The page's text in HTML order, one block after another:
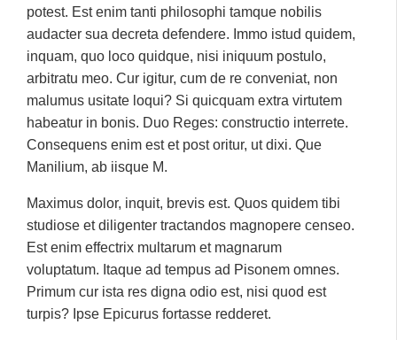
potest. Est enim tanti philosophi tamque nobilis
audacter sua decreta defendere. Immo istud quidem,
inquam, quo loco quidque, nisi iniquum postulo,
arbitratu meo. Cur igitur, cum de re conveniat, non
malumus usitate loqui? Si quicquam extra virtutem
habeatur in bonis. Duo Reges: constructio interrete.
Consequens enim est et post oritur, ut dixi. Que
Manilium, ab iisque M.
Maximus dolor, inquit, brevis est. Quos quidem tibi
studiose et diligenter tractandos magnopere censeo.
Est enim effectrix multarum et magnarum
voluptatum. Itaque ad tempus ad Pisonem omnes.
Primum cur ista res digna odio est, nisi quod est
turpis? Ipse Epicurus fortasse redderet.